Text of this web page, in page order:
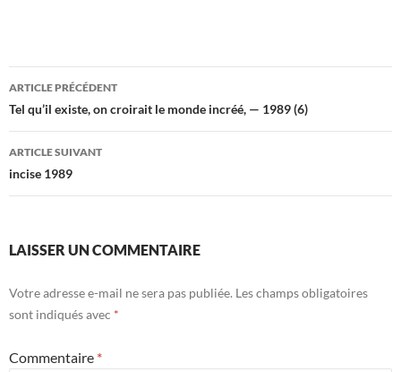
Navigation
des
articles
ARTICLE PRÉCÉDENT
Tel qu’il existe, on croirait le monde incréé, — 1989 (6)
ARTICLE SUIVANT
incise 1989
LAISSER UN COMMENTAIRE
Votre adresse e-mail ne sera pas publiée. Les champs obligatoires
sont indiqués avec *
Commentaire *